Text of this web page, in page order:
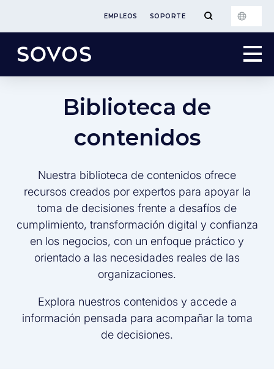
EMPLEOS SOPORTE
Biblioteca de
contenidos
Nuestra biblioteca de contenidos ofrece
recursos creados por expertos para apoyar la
toma de decisiones frente a desafíos de
cumplimiento, transformación digital y confianza
en los negocios, con un enfoque práctico y
orientado a las necesidades reales de las
organizaciones.
Explora nuestros contenidos y accede a
información pensada para acompañar la toma
de decisiones.